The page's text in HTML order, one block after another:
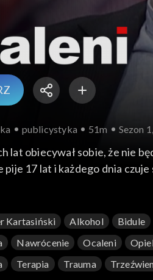
publicystyka 51m Sezon
lat obiecywał sobie, że nie
pije 17 lat i każdego dnia
i nauczyć się żyć w
Kartasiński Alkohol Bidule
Nawrócenie Ocaleni
Terapia Trauma